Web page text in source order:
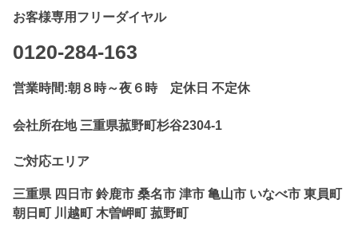
お客様専用フリーダイヤル
0120-284-163
営業時間:朝８時～夜６時 定休日 不定休
会社所在地 三重県菰野町杉谷2304-1
ご対応エリア
三重県 四日市 鈴鹿市 桑名市 津市 亀山市 いなべ市 東員町
朝日町 川越町 木曽岬町 菰野町